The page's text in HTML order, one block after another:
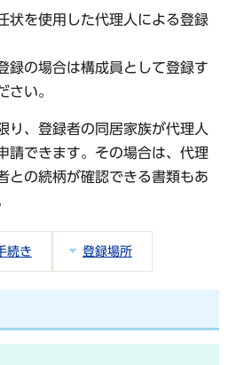
状を使用した代理人による登録
録の場合は構成員として登録す
さい。
り、登録者の同居家族が代理人
請できます。その場合は、代理
との続柄が確認できる書類もあ
続き 登録場所